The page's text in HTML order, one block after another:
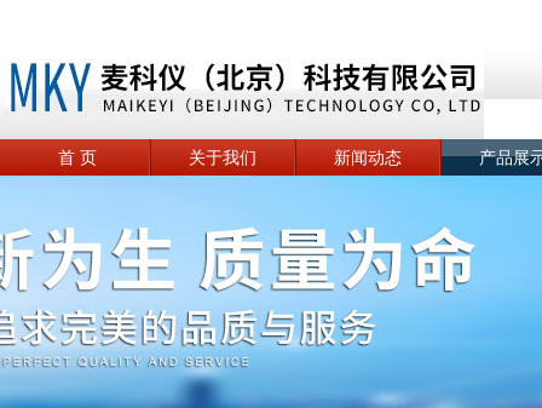
首 页 关于我们 新闻动态 产品展